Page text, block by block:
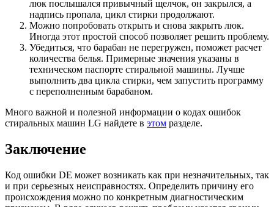
люк послышался привычный щелчок, он закрылся, а
надпись пропала, цикл стирки продолжают.
Можно попробовать открыть и снова закрыть люк.
Иногда этот простой способ позволяет решить проблему.
Убедиться, что барабан не перегружен, поможет расчет
количества белья. Примерные значения указаны в
техническом паспорте стиральной машины. Лучше
выполнить два цикла стирки, чем запустить программу
с переполненным барабаном.
Много важной и полезной информации о кодах ошибок
стиральных машин LG найдете в этом разделе.
Заключение
Код ошибки DE может возникать как при незначительных, так
и при серьезных неисправностях. Определить причину его
происхождения можно по конкретным диагностическим